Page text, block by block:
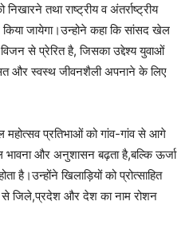
तथा राष्ट्रीय व अंतर्राष्ट्रीय
जायेगा।उन्होने कहा कि सांसद खेल
से प्रेरित है, जिसका उद्देश्य युवाओं
और स्वस्थ जीवनशैली अपनाने के लिए
प्रतिभाओं को गांव-गांव से आगे
और अनुशासन बढ़ता है,बल्कि ऊर्जा
है।उन्होंने खिलाड़ियों को प्रोत्साहित
से जिले,प्रदेश और देश का नाम रोशन